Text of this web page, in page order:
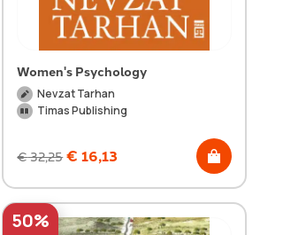
Women's Psychology
Nevzat Tarhan
Timas Publishing
€32,25 € 16,13
50%